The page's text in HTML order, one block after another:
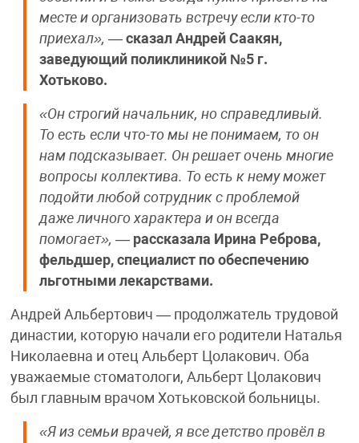
месте и организовать встречу если кто-то
приехал», —сказал Андрей Саакян,
заведующий поликлиникой №5 г.
Хотьково.
«Он строгий начальник, но справедливый.
То есть если что-то мы не понимаем, то он
нам подсказывает. Он решает очень многие
вопросы коллектива. То есть к нему может
подойти любой сотрудник с проблемой
даже личного характера и он всегда
помогает», — рассказала Ирина Реброва,
фельдшер, специалист по обеспечению
льготными лекарствами.
Андрей Альбертович — продолжатель трудовой
династии, которую начали его родители Наталья
Николаевна и отец Альберт Цолакович. Оба
уважаемые стоматологи, Альберт Цолакович
был главным врачом Хотьковской больницы.
«Я из семьи врачей, я все детство провёл в